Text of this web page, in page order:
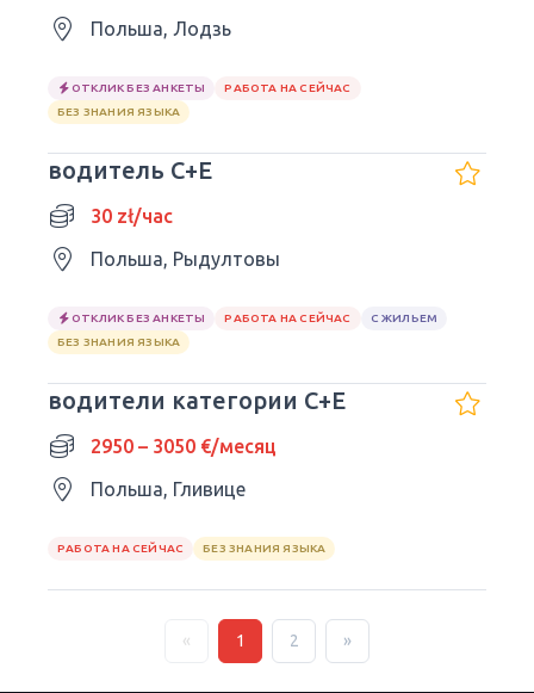
Польша, Лодзь
ОТКЛИК БЕЗ АНКЕТЫ
РАБОТА НА СЕЙЧАС
БЕЗ ЗНАНИЯ ЯЗЫКА
водитель C+E
30 zł/час
Польша, Рыдултовы
ОТКЛИК БЕЗ АНКЕТЫ РАБОТА НА СЕЙЧАС
С ЖИЛЬЕМ
БЕЗ ЗНАНИЯ ЯЗЫКА
водители категории C+E
2950 – 3050 €/месяц
Польша, Гливице
РАБОТА НА СЕЙЧАС БЕЗ ЗНАНИЯ ЯЗЫКА
« 1 2 »